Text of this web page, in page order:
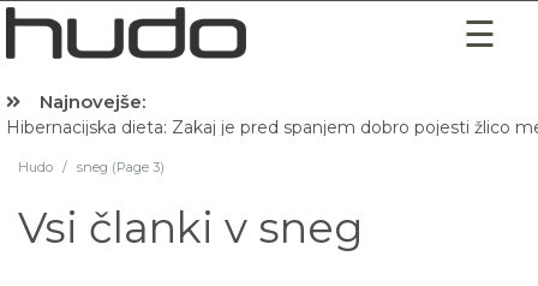
Najnovejše:
Hibernacijska dieta: Zakaj je pred spanjem dobro pojesti žlico
Hudo / sneg (Page 3)
Vsi članki v sneg